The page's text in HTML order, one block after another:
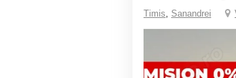
Timis, Sanandrei